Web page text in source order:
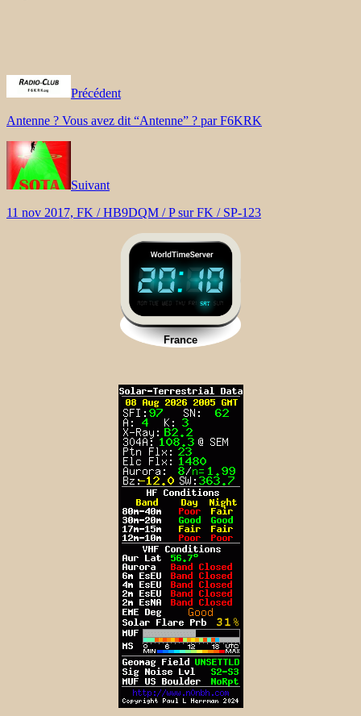
Précédent
Antenne ? Vous avez dit “Antenne” ? par F6KRK
Suivant
11 nov 2017, FK / HB9DQM / P sur FK / SP-123